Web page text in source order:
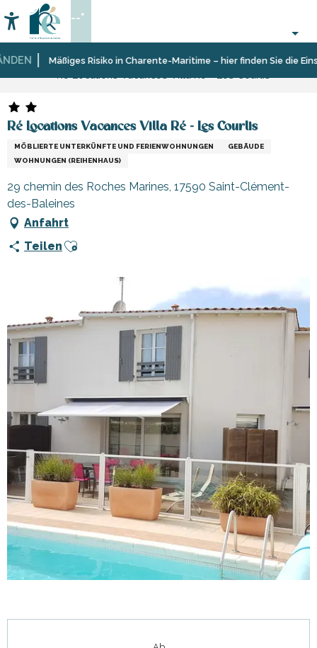
au
contenu
principalMäßiges Risiko in Charente-Maritime – hier finden Sie die
Accessibilité
Suche
--°
Startseite AufenthaltUnterkünfteFerienunterkünfte
Ré Locations Vacances Villa Ré - Les Courlis
MÖBLIERTE UNTERKÜNFTE UND FERIENWOHNUNGEN
GEBÄUDE
WOHNUNGEN (REIHENHAUS)
29 chemin des Roches Marines, 17590 Saint-Clément-
des-Baleines
Anfahrt
Teilen Ajouter aux favoris